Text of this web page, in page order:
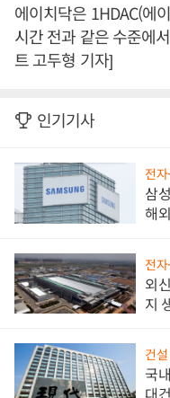
에이치닥은 1HDAC(에
시간 전과 같은 수준에
트 고두형 기자]
인기기사
전자
삼
해
전자
외
지
건설
국
대